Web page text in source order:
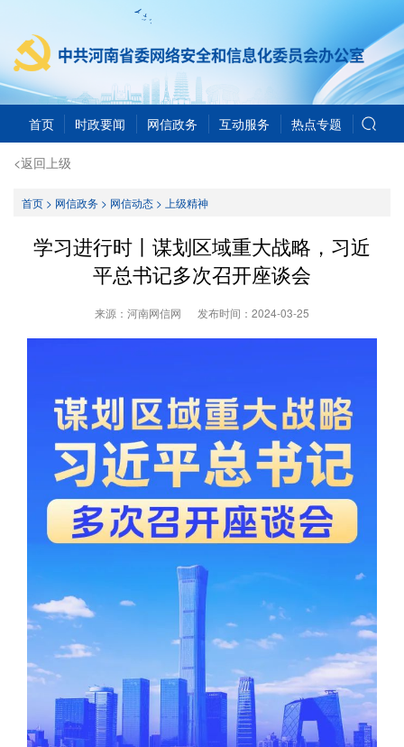
首页 时政要闻 网信政务 互动服务 热点专题
<返回上级
首页> 网信政务> 网信动态> 上级精神
学习进行时丨谋划区域重大战略，习近
平总书记多次召开座谈会
来源：河南网信网 发布时间： 2024-03-25